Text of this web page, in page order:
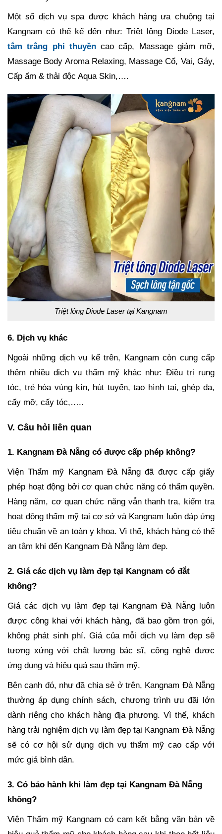
Một số dịch vụ spa được khách hàng ưa chuộng tại
Kangnam có thể kể đến như: Triệt lông Diode Laser,
tắm trắng phi thuyềncao cấp, Massage giảm mỡ,
Massage Body Aroma Relaxing, Massage Cổ, Vai, Gáy,
Cấp ẩm & thải độc Aqua Skin,….
Triệt lông Diode Laser tại Kangnam
6. Dịch vụ khác
Ngoài những dịch vụ kể trên, Kangnam còn cung cấp
thêm nhiều dịch vụ thẩm mỹ khác như: Điều trị rụng
tóc, trẻ hóa vùng kín, hút tuyến, tạo hình tai, ghép da,
cấy mỡ, cấy tóc,…..
V. Câu hỏi liên quan
1. Kangnam Đà Nẵng có được cấp phép không?
Viện Thẩm mỹ Kangnam Đà Nẵng đã được cấp giấy
phép hoạt động bởi cơ quan chức năng có thẩm quyền.
Hàng năm, cơ quan chức năng vẫn thanh tra, kiểm tra
hoạt động thẩm mỹ tại cơ sở và Kangnam luôn đáp ứng
tiêu chuẩn về an toàn y khoa. Vì thế, khách hàng có thể
an tâm khi đến Kangnam Đà Nẵng làm đẹp.
2. Giá các dịch vụ làm đẹp tại Kangnam có đắt
không?
Giá các dịch vụ làm đẹp tại Kangnam Đà Nẵng luôn
được công khai với khách hàng, đã bao gồm trọn gói,
không phát sinh phí. Giá của mỗi dịch vụ làm đẹp sẽ
tương xứng với chất lượng bác sĩ, công nghệ được
ứng dụng và hiệu quả sau thẩm mỹ.
Bên cạnh đó, như đã chia sẻ ở trên, Kangnam Đà Nẵng
thường áp dụng chính sách, chương trình ưu đãi lớn
dành riêng cho khách hàng địa phương. Vì thế, khách
hàng trải nghiệm dịch vụ làm đẹp tại Kangnam Đà Nẵng
sẽ có cơ hội sử dụng dịch vụ thẩm mỹ cao cấp với
mức giá bình dân.
3. Có bảo hành khi làm đẹp tại Kangnam Đà Nẵng
không?
Viện Thẩm mỹ Kangnam có cam kết bằng văn bản về